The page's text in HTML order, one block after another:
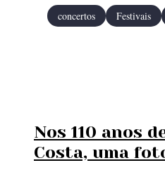
concertos Festivais
Nos 110 anos
Costa, uma